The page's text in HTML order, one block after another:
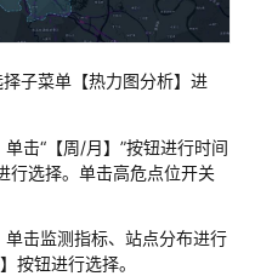
子菜单【热力图分析】进
击“【周/月】”按钮进行时间
行选择。单击高危点位开关
单击监测指标、站点分布进行
按钮进行选择。